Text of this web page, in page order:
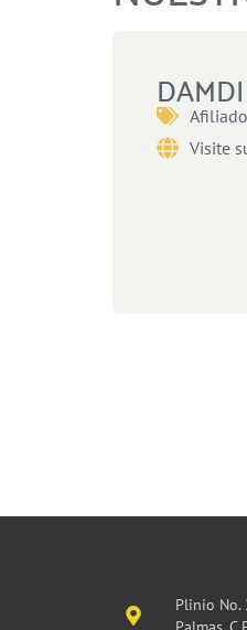
DAMDI
Visite
Plinio No.